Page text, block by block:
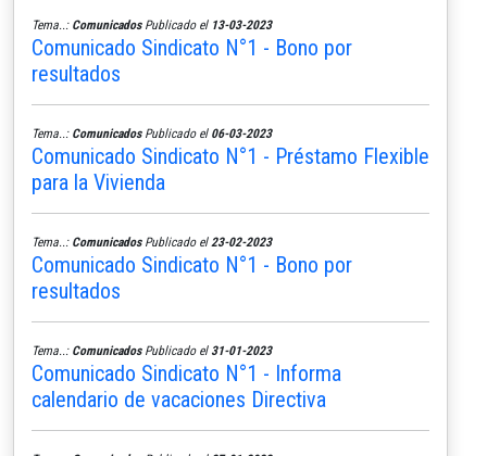
Tema..: ComunicadosPublicado el 13-03-2023
Comunicado Sindicato N°1 - Bono por
resultados
Tema..: ComunicadosPublicado el 06-03-2023
Comunicado Sindicato N°1 - Préstamo Flexible
para la Vivienda
Tema..: ComunicadosPublicado el 23-02-2023
Comunicado Sindicato N°1 - Bono por
resultados
Tema..: ComunicadosPublicado el 31-01-2023
Comunicado Sindicato N°1 - Informa
calendario de vacaciones Directiva